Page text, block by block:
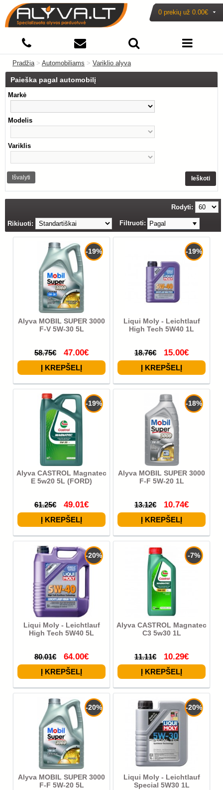
0 prekių už 0.00€
Pradžia> Automobiliams > Variklio alyva
Paieška pagal automobilį
Markė
Modelis
Variklis
Išvalyti Ieškoti
Rodyti:
Rikiuoti: Filtruoti: Pagal
-19%
Alyva MOBIL SUPER 3000
F-V 5W-30 5L
58.75€ 47.00€
-19%
Liqui Moly - Leichtlauf
High Tech 5W40 1L
18.76€ 15.00€
-19%
Alyva CASTROL Magnatec
E 5w20 5L (FORD)
61.25€ 49.01€
-18%
Alyva MOBIL SUPER 3000
F-F 5W-20 1L
13.12€ 10.74€
-20%
Liqui Moly - Leichtlauf
High Tech 5W40 5L
80.01€ 64.00€
-7%
Alyva CASTROL Magnatec
C3 5w30 1L
11.11€ 10.29€
-20%
Alyva MOBIL SUPER 3000
F-F 5W-20 5L
-20%
Liqui Moly - Leichtlauf
Special 5W30 1L